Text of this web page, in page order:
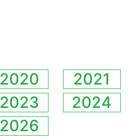
2020
2021
2023
2024
2026